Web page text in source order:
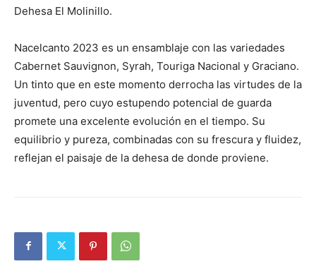
Dehesa El Molinillo.
Nacelcanto 2023 es un ensamblaje con las variedades
Cabernet Sauvignon, Syrah, Touriga Nacional y Graciano.
Un tinto que en este momento derrocha las virtudes de la
juventud, pero cuyo estupendo potencial de guarda
promete una excelente evolución en el tiempo. Su
equilibrio y pureza, combinadas con su frescura y fluidez,
reflejan el paisaje de la dehesa de donde proviene.